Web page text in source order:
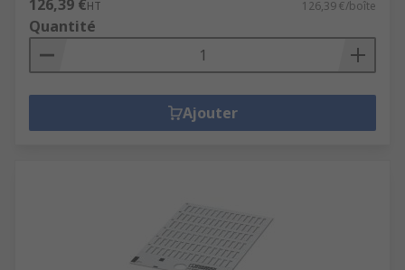
126,39 €HT 126,39 €/boîte
Quantité
Ajouter